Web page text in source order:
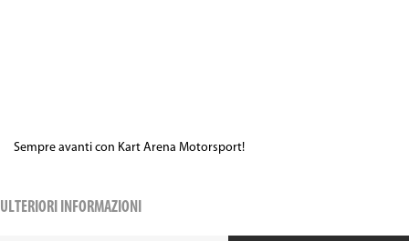
Sempre avanti con Kart Arena Motorsport!
ULTERIORI INFORMAZIONI